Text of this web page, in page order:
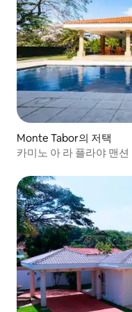
Monte Tabor의 저택
카미노 아 라 플라야 맨션